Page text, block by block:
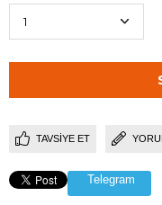
TAVSIYE ET
Telegram